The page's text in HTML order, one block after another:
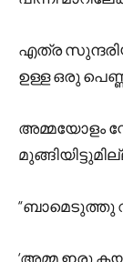
എത്ര
ഉള്ള ഒരു
അമ്മയോളം
“ബാമെടുത്തു
‘അമ്മ ഇരു